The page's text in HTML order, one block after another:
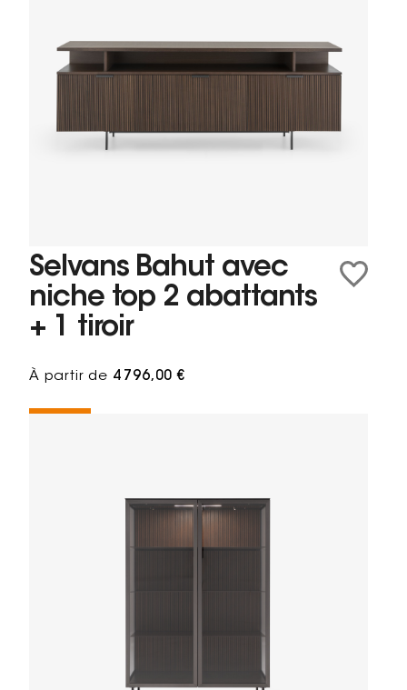
Selvans Bahut avec
niche top 2 abattants
+ 1 tiroir
À partir de 4 796,00 €